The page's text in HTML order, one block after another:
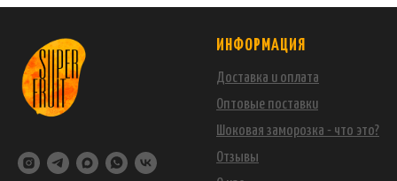
ИНФОРМАЦИЯ
Доставка и оплата
Оптовые поставки
Шоковая заморозка - что это?
Отзывы